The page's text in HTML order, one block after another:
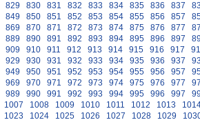
829 830 831 832 833 834 835 836 837
849 850 851 852 853 854 855 856 857
869 870 871 872 873 874 875 876 877
889 890 891 892 893 894 895 896 897
909 910 911 912 913 914 915 916 917
929 930 931 932 933 934 935 936 937
949 950 951 952 953 954 955 956 957
969 970 971 972 973 974 975 976 977
989 990 991 992 993 994 995 996 997
1007 1008 1009 1010 1011 1012 1013
1023 1024 1025 1026 1027 1028 1029